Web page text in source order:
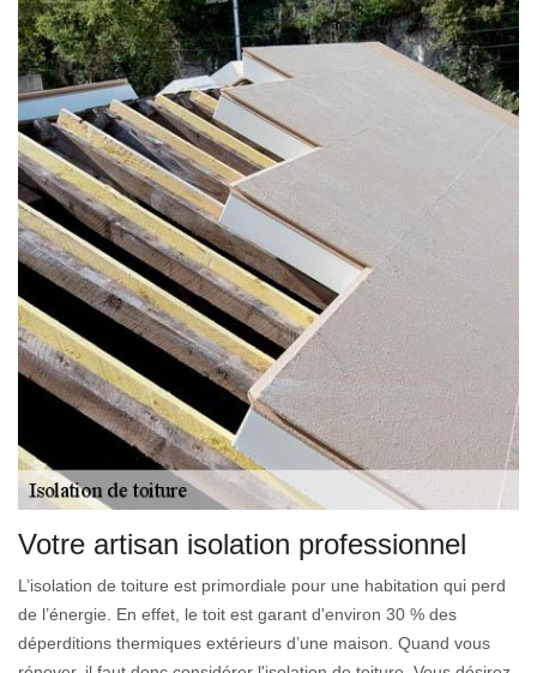
Votre artisan isolation professionnel
L’isolation de toiture est primordiale pour une habitation qui perd
de l’énergie. En effet, le toit est garant d'environ 30 % des
déperditions thermiques extérieurs d’une maison. Quand vous